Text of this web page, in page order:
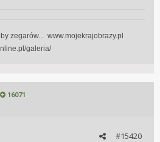
zegarów... www.mojekrajobrazy.pl
galeria/
16071
#15420